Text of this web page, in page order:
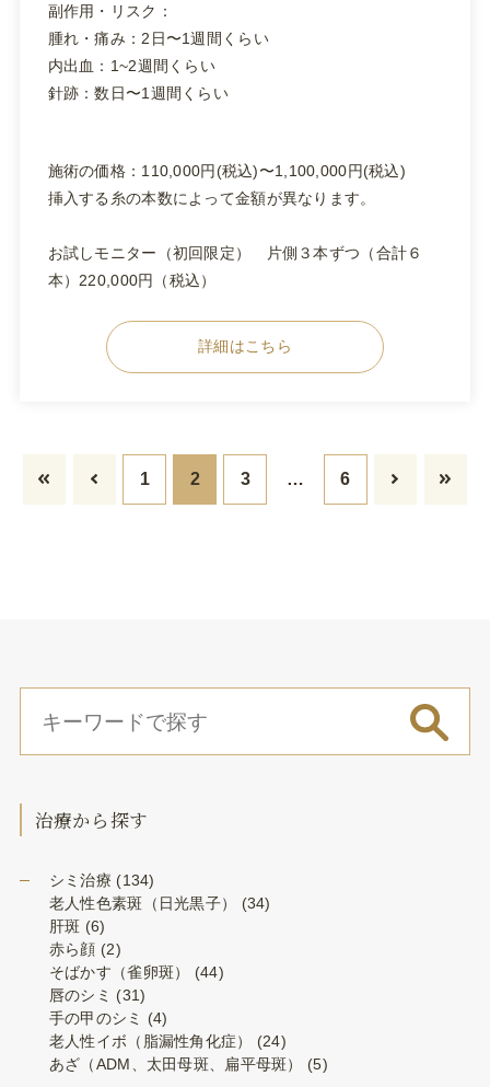
副作用・リスク：
腫れ・痛み：2日〜1週間くらい
内出血：1~2週間くらい
針跡：数日〜1週間くらい
施術の価格：110,000円(税込)〜1,100,000円(税込)
挿入する糸の本数によって金額が異なります。
お試しモニター（初回限定） 片側３本ずつ（合計６
本）220,000円（税込）
詳細はこちら
1 2 3 … 6
治療から探す
シミ治療 (134)
老人性色素斑（日光黒子）
(34)
肝斑 (6)
赤ら顔 (2)
そばかす（雀卵斑）
(44)
唇のシミ (31)
手の甲のシミ
(4)
老人性イボ（脂漏性角化症）
(24)
あざ（ADM、太田母斑、扁平母斑）
(5)